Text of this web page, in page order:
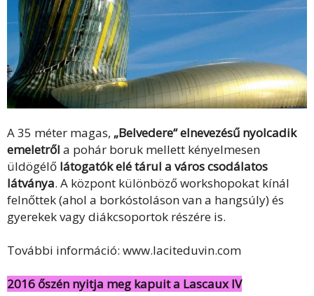
A 35 méter magas, „Belvedere“ elnevezésű nyolcadik
emeletről a pohár boruk mellett kényelmesen
üldögélő látogatók elé tárul a város csodálatos
látványa. A központ különböző workshopokat kínál
felnőttek (ahol a borkóstoláson van a hangsúly) és
gyerekek vagy diákcsoportok részére is.
További információ: www.laciteduvin.com
2016 őszén nyitja meg kapuit a Lascaux IV